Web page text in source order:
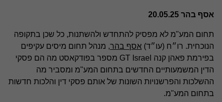
אסף בהר 20.05.25
תחום המע"מ לא מפסיק להתחדש ולהשתנות, כל שכן בתקופה
הנוכחית. רו״ח (עו״ד) אסף בהר, מנהל תחום מיסים עקיפים
בפירמת פאהן קנה GT Israel מספר בפודקאסט מה הם פסקי
הדין המשמעותיים החדשים בתחום המע"מ ומסביר מה
ההשלכות והפרשנויות השונות של אותם פסקי דין והלכות חדשות
בתחום המע"מ.